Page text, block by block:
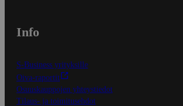
Info
S-Business yrityksille
Oiva-raportit
Osuuskauppojen yhteystiedot
Tilaus- ja toimitusehdot